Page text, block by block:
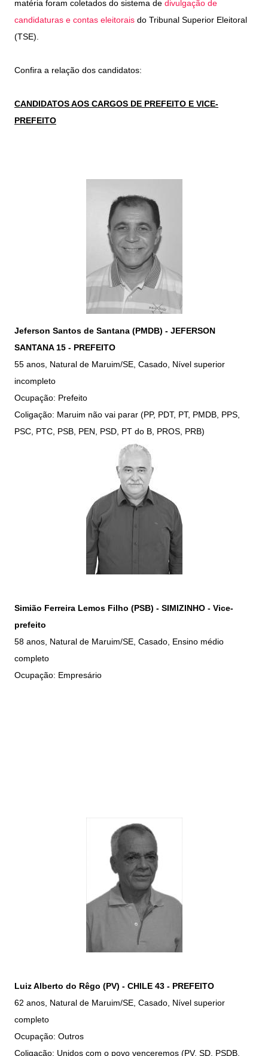
matéria foram coletados do sistema de divulgação de
candidaturas e contas eleitorais do Tribunal Superior Eleitoral
(TSE).
Confira a relação dos candidatos:
CANDIDATOS AOS CARGOS DE PREFEITO E VICE-
PREFEITO
Jeferson Santos de Santana (PMDB) - JEFERSON
SANTANA 15 - PREFEITO
55 anos, Natural de Maruim/SE, Casado, Nível superior
incompleto
Ocupação: Prefeito
Coligação: Maruim não vai parar (PP, PDT, PT, PMDB, PPS,
PSC, PTC, PSB, PEN, PSD, PT do B, PROS, PRB)
Simião Ferreira Lemos Filho (PSB) - SIMIZINHO - Vice-
prefeito
58 anos, Natural de Maruim/SE, Casado, Ensino médio
completo
Ocupação: Empresário
Luiz Alberto do Rêgo (PV) - CHILE 43 - PREFEITO
62 anos, Natural de Maruim/SE, Casado, Nível superior
completo
Ocupação: Outros
Coligação: Unidos com o povo venceremos (PV, SD, PSDB,